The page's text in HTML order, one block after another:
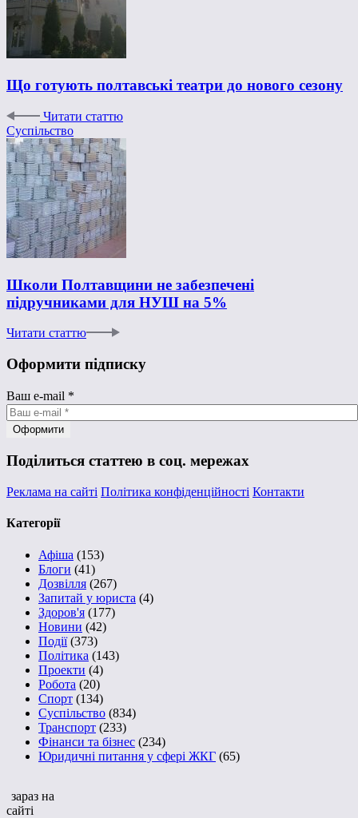
Що готують полтавські театри до нового сезону
Читати статтю
Суспільство
Школи Полтавщини не забезпечені
підручниками для НУШ на 5%
Читати статтю
Оформити підписку
Ваш e-mail *
Поділиться статтею в соц. мережах
Реклама на сайті Політика конфіденційності Контакти
Категорії
Афіша (153)
Блоги (41)
Дозвілля (267)
Запитай у юриста (4)
Здоров'я (177)
Новини (42)
Події(373)
Політика (143)
Проекти (4)
Робота (20)
Спорт (134)
Суспільство (834)
Транспорт (233)
Фінанси та бізнес (234)
Юридичні питання у сфері ЖКГ (65)
зараз на
сайті